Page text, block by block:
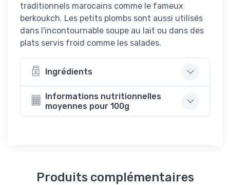
traditionnels marocains comme le fameux
berkoukch. Les petits plombs sont aussi utilisés
dans l'incontournable soupe au lait ou dans des
plats servis froid comme les salades.
Ingrédients
Informations nutritionnelles
moyennes pour 100g
Produits complémentaires